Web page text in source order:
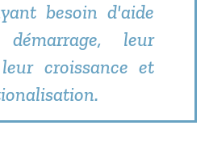
besoin d'aide
leur
croissance et